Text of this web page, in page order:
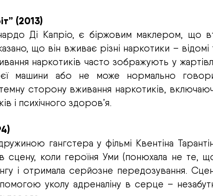
(2013)
Ді Капріо, є біржовим маклером, що
що він вживає різні наркотики – відомі
наркотиків часто зображують у
машини або не може нормально
сторону вживання наркотиків,
і психічного здоров’я.
гангстера у фільмі Квентіна
сцену, коли героїня Уми (понюхала не те,
і отримала серйозне передозування.
уколу адреналіну в серце –